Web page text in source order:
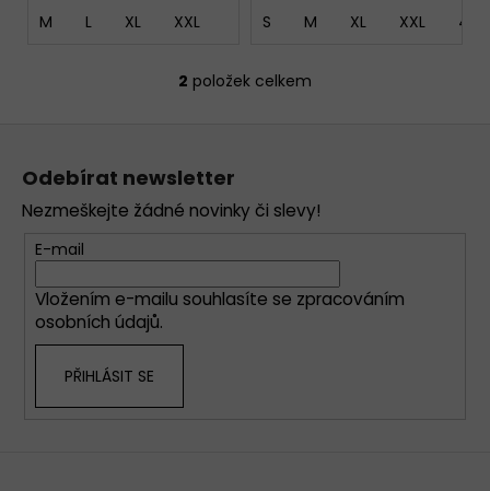
M L XL XXL S M XL XXL 4XL
O
a
í
p
r
2 položek celkem
Odebírat newsletter
Nezmeškejte žádné novinky či slevy!
E-mail
Vložením e-mailu souhlasíte se zpracováním
osobních údajů.
PŘIHLÁSIT SE